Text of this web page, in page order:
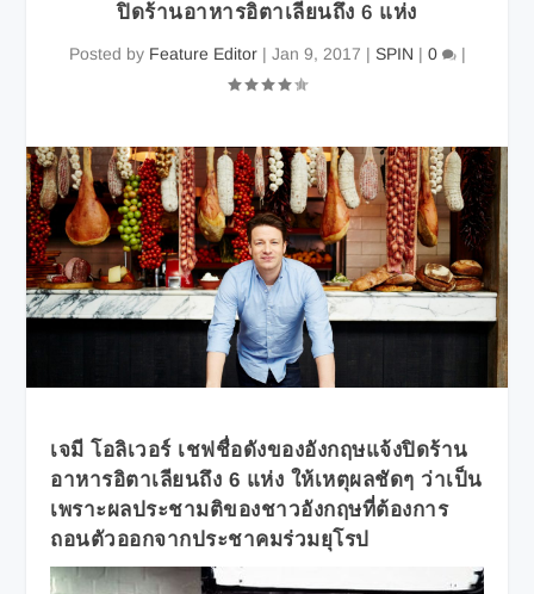
ปิดร้านอาหารอิตาเลียนถึง 6 แห่ง
Posted by Feature Editor| Jan 9, 2017 | SPIN | 0 |
เจมี โอลิเวอร์ เชฟชื่อดังของอังกฤษแจ้งปิดร้าน
อาหารอิตาเลียนถึง 6 แห่ง ให้เหตุผลชัดๆ ว่าเป็น
เพราะผลประชามติของชาวอังกฤษที่ต้องการ
ถอนตัวออกจากประชาคมร่วมยุโรป